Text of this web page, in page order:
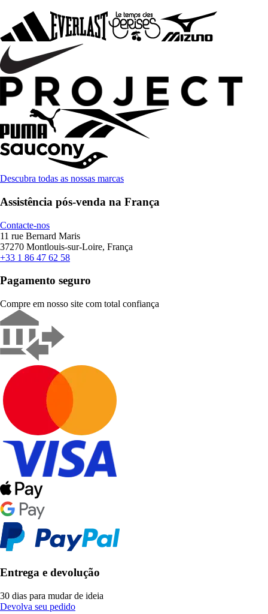
Descubra todas as nossas marcas
Assistência pós-venda na França
Contacte-nos
11 rue Bernard Maris
37270 Montlouis-sur-Loire, França
+33 1 86 47 62 58
Pagamento seguro
Compre em nosso site com total confiança
Entrega e devolução
30 dias para mudar de ideia
Devolva seu pedido